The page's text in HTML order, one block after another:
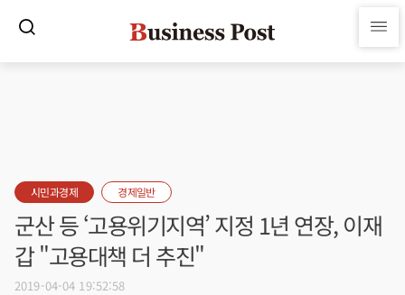
시민과경제 경제일반
군산 등 ‘고용위기지역’ 지정 1년 연장, 이재
갑 "고용대책 더 추진"
2019-04-04 19:52:58